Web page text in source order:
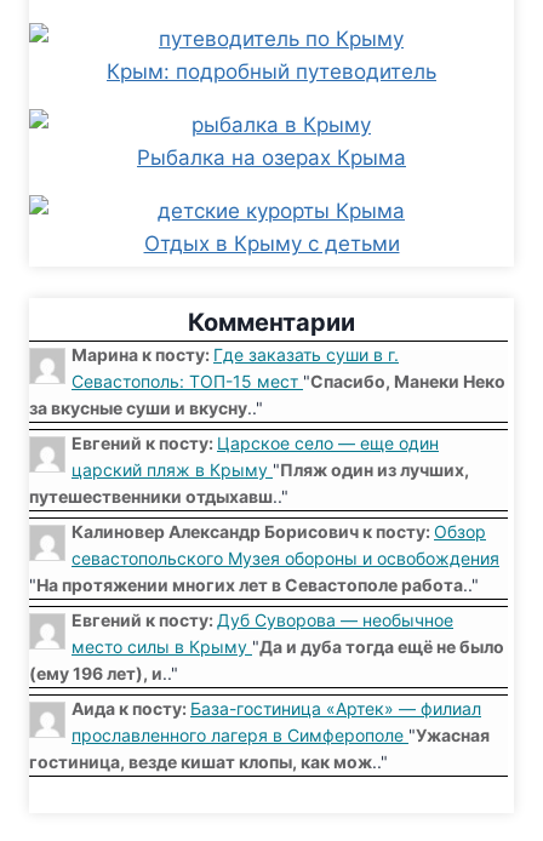
Крым: подробный путеводитель
Рыбалка на озерах Крыма
Отдых в Крыму с детьми
Комментарии
Марина к посту: Где заказать суши в г.
Севастополь: ТОП-15 мест "Спасибо, Манеки Неко
за вкусные суши и вкусну.."
Евгений к посту: Царское село — еще один
царский пляж в Крыму "Пляж один из лучших,
путешественники отдыхавш.."
Калиновер Александр Борисович к посту:Обзор
севастопольского Музея обороны и освобождения
"На протяжении многих лет в Севастополе работа.."
Евгений к посту: Дуб Суворова — необычное
место силы в Крыму "Да и дуба тогда ещё не было
(ему 196 лет), и.."
Аида к посту: База-гостиница «Артек» — филиал
прославленного лагеря в Симферополе "Ужасная
гостиница, везде кишат клопы, как мож.."